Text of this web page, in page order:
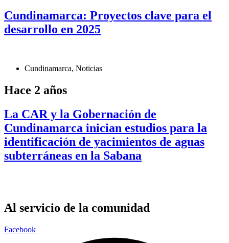
Cundinamarca: Proyectos clave para el
desarrollo en 2025
Cundinamarca, Noticias
Hace 2 años
La CAR y la Gobernación de
Cundinamarca inician estudios para la
identificación de yacimientos de aguas
subterráneas en la Sabana
Al servicio de la comunidad
Facebook